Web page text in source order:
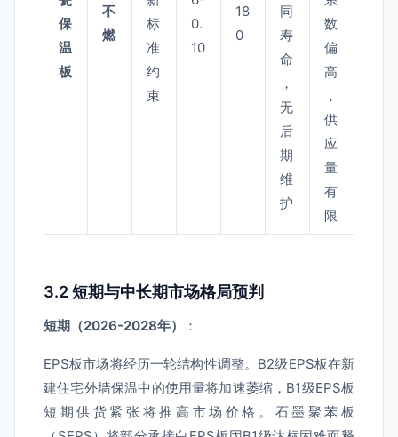
保
温
板
不
燃
标
准
约
束
0.
10
18
0
同
寿
命
，
无
后
期
维
护
数
偏
高
，
供
应
量
有
限
3.2 短期与中长期市场格局预判
短期（2026-2028年） ：
EPS板市场将经历一轮结构性调整。B2级EPS板在新
建住宅外墙保温中的使用量将加速萎缩，B1级EPS板
短期供货紧张将推高市场价格。石墨聚苯板